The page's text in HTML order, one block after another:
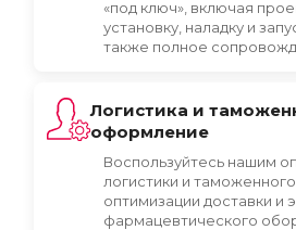
«под ключ», включая
установку, наладку и
также полное
Логистика и
оформление
Воспользуйтесь нашим
логистики и
оптимизации доставки и
фармацевтического